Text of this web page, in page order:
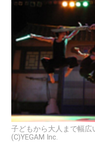
子どもから大人まで幅広
(C)YEGAM Inc.